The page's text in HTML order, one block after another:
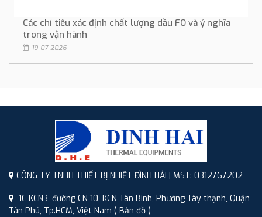
Các chỉ tiêu xác định chất lượng dầu FO và ý nghĩa
trong vận hành
19-07-2026
CÔNG TY TNHH THIẾT BỊ NHIỆT ĐÌNH HẢI | MST: 0312767202
1C KCN3, đường CN 10, KCN Tân Bình, Phường Tây thạnh, Quận
Tân Phú, Tp.HCM, Việt Nam ( Bản đồ )